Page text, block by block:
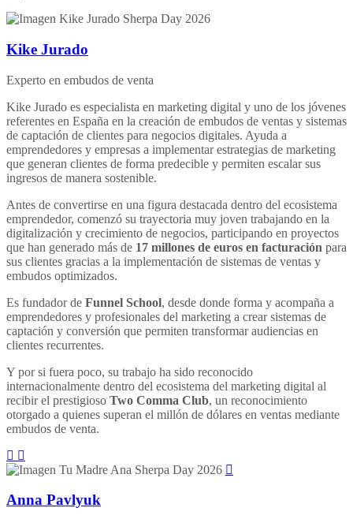
Kike Jurado
Experto en embudos de venta
Kike Jurado es especialista en marketing digital y uno de los jóvenes
referentes en España en la creación de embudos de ventas y sistemas
de captación de clientes para negocios digitales. Ayuda a
emprendedores y empresas a implementar estrategias de marketing
que generan clientes de forma predecible y permiten escalar sus
ingresos de manera sostenible.
Antes de convertirse en una figura destacada dentro del ecosistema
emprendedor, comenzó su trayectoria muy joven trabajando en la
digitalización y crecimiento de negocios, participando en proyectos
que han generado más de 17 millones de euros en facturación para
sus clientes gracias a la implementación de sistemas de ventas y
embudos optimizados.
Es fundador de Funnel School, desde donde forma y acompaña a
emprendedores y profesionales del marketing a crear sistemas de
captación y conversión que permiten transformar audiencias en
clientes recurrentes.
Y por si fuera poco, su trabajo ha sido reconocido
internacionalmente dentro del ecosistema del marketing digital al
recibir el prestigioso Two Comma Club, un reconocimiento
otorgado a quienes superan el millón de dólares en ventas mediante
embudos de venta.
Anna Pavlyuk